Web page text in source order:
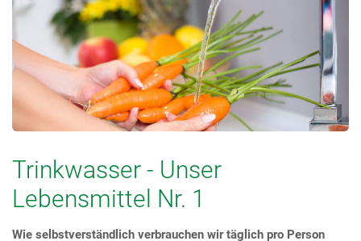
Trinkwasser - Unser
Lebensmittel Nr. 1
Wie selbstverständlich verbrauchen wir täglich pro Person